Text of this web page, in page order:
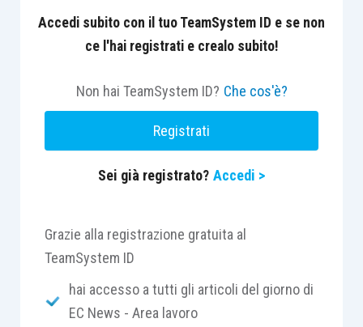
interdipendenza e complementarietà
precedentemente sussistente tra i fattori della
dell’appalto.
Accedi subito con il tuo TeamSystem ID e se non
ce l'hai registrati e crealo subito!
Non hai TeamSystem ID? Che cos'è?
Registrati
Sei già registrato? Accedi >
Grazie alla registrazione gratuita al
TeamSystem ID
hai accesso a tutti gli articoli del giorno di
EC News - Area lavoro